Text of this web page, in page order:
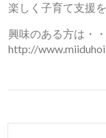
楽しく子育て支援
興味のある方は・・
http://